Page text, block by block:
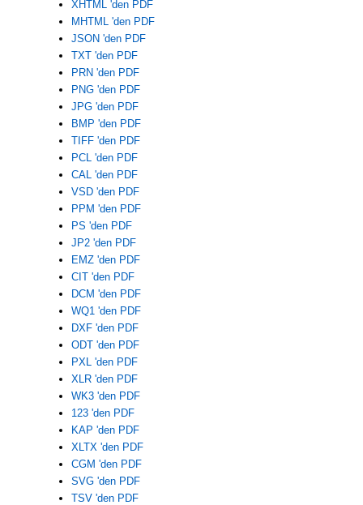
XHTML 'den PDF
MHTML 'den PDF
JSON 'den PDF
TXT 'den PDF
PRN 'den PDF
PNG 'den PDF
JPG 'den PDF
BMP 'den PDF
TIFF 'den PDF
PCL 'den PDF
CAL 'den PDF
VSD 'den PDF
PPM 'den PDF
PS 'den PDF
JP2 'den PDF
EMZ 'den PDF
CIT 'den PDF
DCM 'den PDF
WQ1 'den PDF
DXF 'den PDF
ODT 'den PDF
PXL 'den PDF
XLR 'den PDF
WK3 'den PDF
123 'den PDF
KAP 'den PDF
XLTX 'den PDF
CGM 'den PDF
SVG 'den PDF
TSV 'den PDF